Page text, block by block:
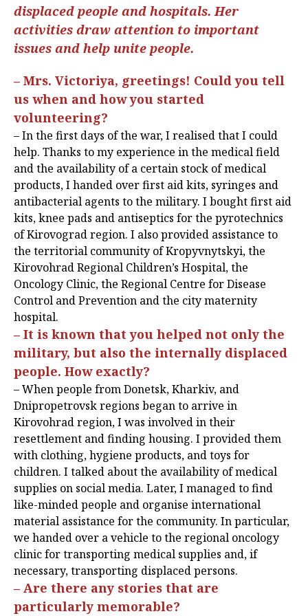
displaced people and hospitals. Her
activities draw attention to important
issues and help unite people.
– Mrs. Victoriya, greetings! Could you tell
us when and how you started
volunteering?
– In the first days of the war, I realised that I could
help. Thanks to my experience in the medical field
and the availability of a certain stock of medical
products, I handed over first aid kits, syringes and
antibacterial agents to the military. I bought first aid
kits, knee pads and antiseptics for the pyrotechnics
of Kirovograd region. I also provided assistance to
the territorial community of Kropyvnytskyi, the
Kirovohrad Regional Children’s Hospital, the
Oncology Clinic, the Regional Centre for Disease
Control and Prevention and the city maternity
hospital.
– It is known that you helped not only the
military, but also the internally displaced
people. How exactly?
– When people from Donetsk, Kharkiv, and
Dnipropetrovsk regions began to arrive in
Kirovohrad region, I was involved in their
resettlement and finding housing. I provided them
with clothing, hygiene products, and toys for
children. I talked about the availability of medical
supplies on social media. Later, I managed to find
like-minded people and organise international
material assistance for the community. In particular,
we handed over a vehicle to the regional oncology
clinic for transporting medical supplies and, if
necessary, transporting displaced persons.
– Are there any stories that are
particularly memorable?